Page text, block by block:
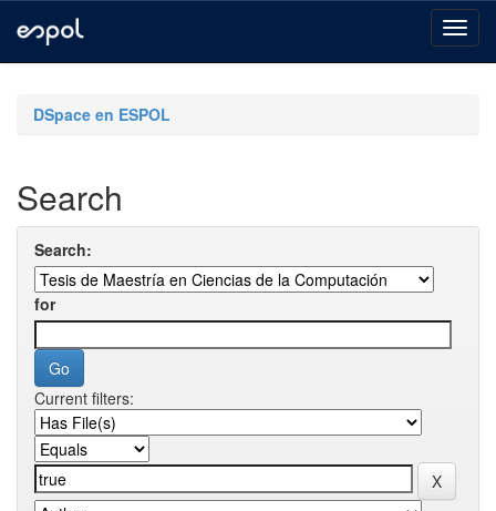
navigationDSpace en ESPOL
Search
Search:
for
Current filters: